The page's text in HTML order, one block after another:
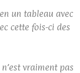
un tableau avec
cette fois-ci des
vraiment pas